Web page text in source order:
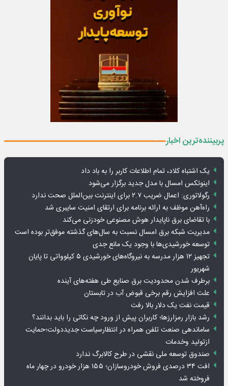
پربیننده‌ترین اخبار
یک اشتباه کلاد، تمام اطلاعات کاربر را به باد داد
اینوتکس امسال با مدل جدید برگزار می‌شود
رگولاتوری: اعمال ضریب ۲.۷ برای اینترنت بین‌الملل صحت ندارد
راه‌آهن موظف به ارائه برنامه برای ارتقای امنیت سایبری شد
با تقاضای برق ناپایدار هوش مصنوعی خودزنی می‌کند
مدیریت شبکه برق امسال نسبت به سال‌های گذشته موفق‌تر بوده است
توسعه خورشیدی‌ها با وجود یک مانع جدی
تجهیز ۱۲ هزار مدرسه به نیروگاه‌های خورشیدی ۵ کیلوواتی تا پایان
شهریور
برطرف شدن محدودیت‌ برق صنایع طی هفته‌های آینده
علت افزایش رقم برخی قبوض آب در تابستان
قیمت نفت یک دلار بالا رفت
رشد بازار رمزارزها؛ کاربران پیش از ورود چه نکاتی را باید بدانند؟
ساماندهی صنعت تلفن همراه در انتظارسیاست جدیددولت؛حمایت
ازتولید وخدمات
صندوق توسعه ملی نقشی در طرح کالابرگ ندارد
افت ۳۴ درصدی فروش خودروسازان؛ ۱۵۵ هزار خودرو در چهار ماه
فروخته شد